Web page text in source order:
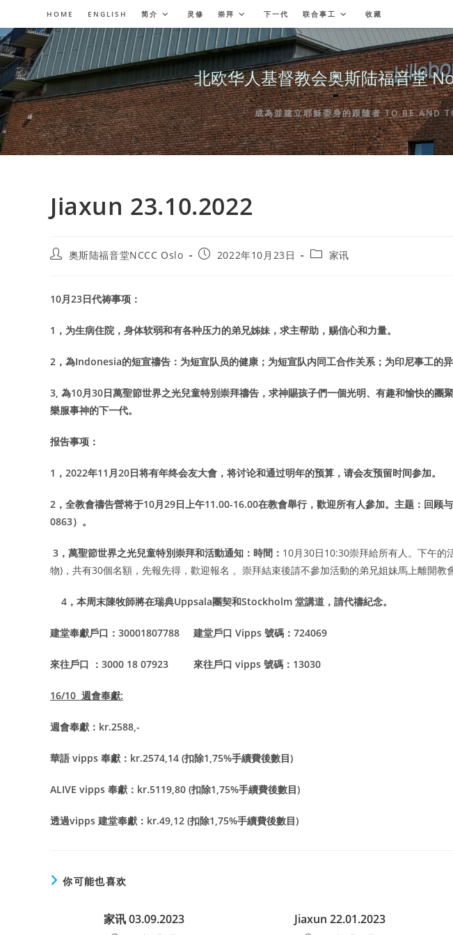
to
content
HOME ENGLISH 简介 灵修 崇拜 下一代 联合事工 收藏
北欧华人基督教会奥斯陆福音堂
成為並建立耶穌委身的跟隨者 TO BE AND
Jiaxun 23.10.2022
Post奥斯陆福音堂NCCC Oslo
Post2022年10月23日
Post家讯
10月23日代祷事项：
1 ，为生病住院，身体软弱和有各种压力的弟兄姊妹，求主帮助，赐信心和力量。
2 ，為Indonesia的短宣禱告：为短宣队员的健康；为短宣队内同工合作关系；为印尼事工的异
3, 為10月30日萬聖節世界之光兒童特別崇拜禱告，求神賜孩子們一個光明、有趣和愉快的團
樂服事神的下一代。
报告事项：
1 ，2022年11月20日将有年终会友大會，将讨论和通过明年的预算，请会友预留时间参加。
2 ，全教會禱告營将于10月29日上午11.00-16.00在教會舉行，歡迎所有人參加。主题：回顾
0863）。
3 ，萬聖節世界之光兒童特別崇拜和活動通知：時間： 10月30日10:30崇拜給所有人。下午
物)，共有30個名額，先報先得，歡迎報名 。崇拜結束後請不參加活動的弟兄姐妹馬上離開教
4 ，本周末陳牧師將在瑞典Uppsala團契和Stockholm 堂講道，請代禱紀念。
建堂奉獻戶口：30001807788 建堂戶口 Vipps 號碼：724069
來往戶口 ：3000 18 07923 來往戶口 vipps 號碼：13030
16/10 週會奉獻:
週會奉獻：kr.2588,-
華語 vipps 奉獻：kr.2574,14 (扣除1,75%手續費後數目)
ALIVE vipps 奉獻：kr.5119,80 (扣除1,75%手續費後數目)
透過vipps 建堂奉獻：kr.49,12 (扣除1,75%手續費後數目)
你可能也喜欢
家讯 03.09.2023 Jiaxun 22.01.2023